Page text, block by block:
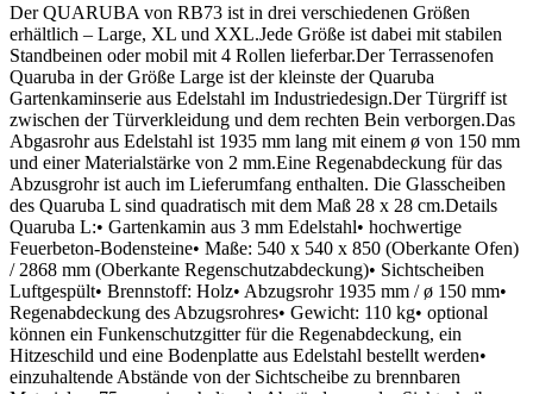
Der QUARUBA von RB73 ist in drei verschiedenen Größen
erhältlich – Large, XL und XXL.Jede Größe ist dabei mit stabilen
Standbeinen oder mobil mit 4 Rollen lieferbar.Der Terrassenofen
Quaruba in der Größe Large ist der kleinste der Quaruba
Gartenkaminserie aus Edelstahl im Industriedesign.Der Türgriff ist
zwischen der Türverkleidung und dem rechten Bein verborgen.Das
Abgasrohr aus Edelstahl ist 1935 mm lang mit einem ø von 150 mm
und einer Materialstärke von 2 mm.Eine Regenabdeckung für das
Abzusgrohr ist auch im Lieferumfang enthalten. Die Glasscheiben
des Quaruba L sind quadratisch mit dem Maß 28 x 28 cm.Details
Quaruba L:• Gartenkamin aus 3 mm Edelstahl• hochwertige
Feuerbeton-Bodensteine• Maße: 540 x 540 x 850 (Oberkante Ofen)
/ 2868 mm (Oberkante Regenschutzabdeckung)• Sichtscheiben
Luftgespült• Brennstoff: Holz• Abzugsrohr 1935 mm / ø 150 mm•
Regenabdeckung des Abzugsrohres• Gewicht: 110 kg• optional
können ein Funkenschutzgitter für die Regenabdeckung, ein
Hitzeschild und eine Bodenplatte aus Edelstahl bestellt werden•
einzuhaltende Abstände von der Sichtscheibe zu brennbaren